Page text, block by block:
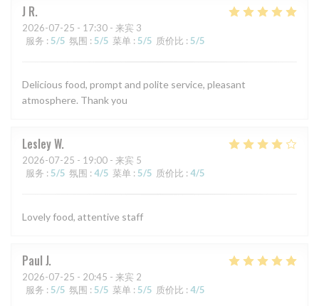
J R
2026-07-25 - 17:30 - 来宾 3
服务 : 5/5 氛围 : 5/5 菜单 : 5/5 质价比 : 5/5
Delicious food, prompt and polite service, pleasant
atmosphere. Thank you
LesleyW
2026-07-25 - 19:00 - 来宾 5
服务 : 5/5 氛围 : 4/5 菜单 : 5/5 质价比 : 4/5
Lovely food, attentive staff
Paul J
2026-07-25 - 20:45 - 来宾 2
服务 : 5/5 氛围 : 5/5 菜单 : 5/5 质价比 : 4/5